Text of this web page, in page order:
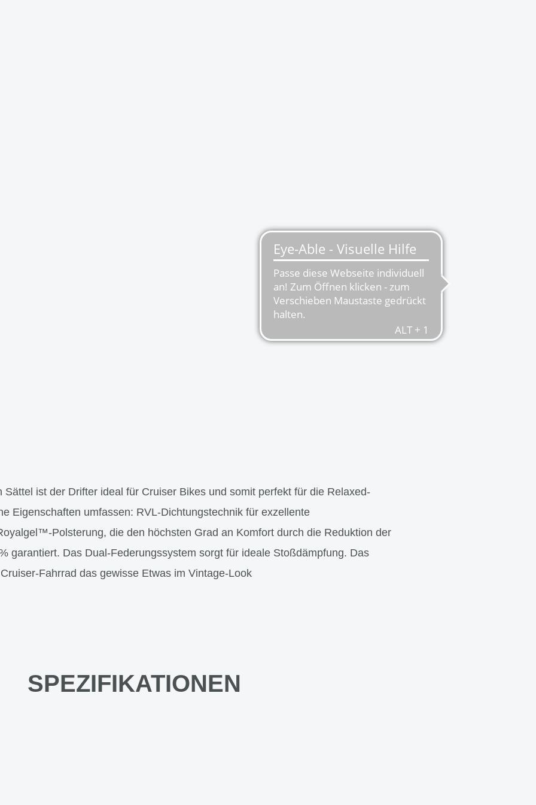
Sättel ist der Drifter ideal für Cruiser Bikes und somit perfekt für die Relaxed-
Eigenschaften umfassen: RVL-Dichtungstechnik für exzellente
Polsterung, die den höchsten Grad an Komfort durch die Reduktion der
garantiert. Das Dual-Federungssystem sorgt für ideale Stoßdämpfung. Das
Fahrrad das gewisse Etwas im Vintage-Look
SPEZIFIKATIONEN